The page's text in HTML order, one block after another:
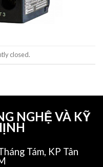
closed.
NGHỆ VÀ KỸ
Tám, KP Tân